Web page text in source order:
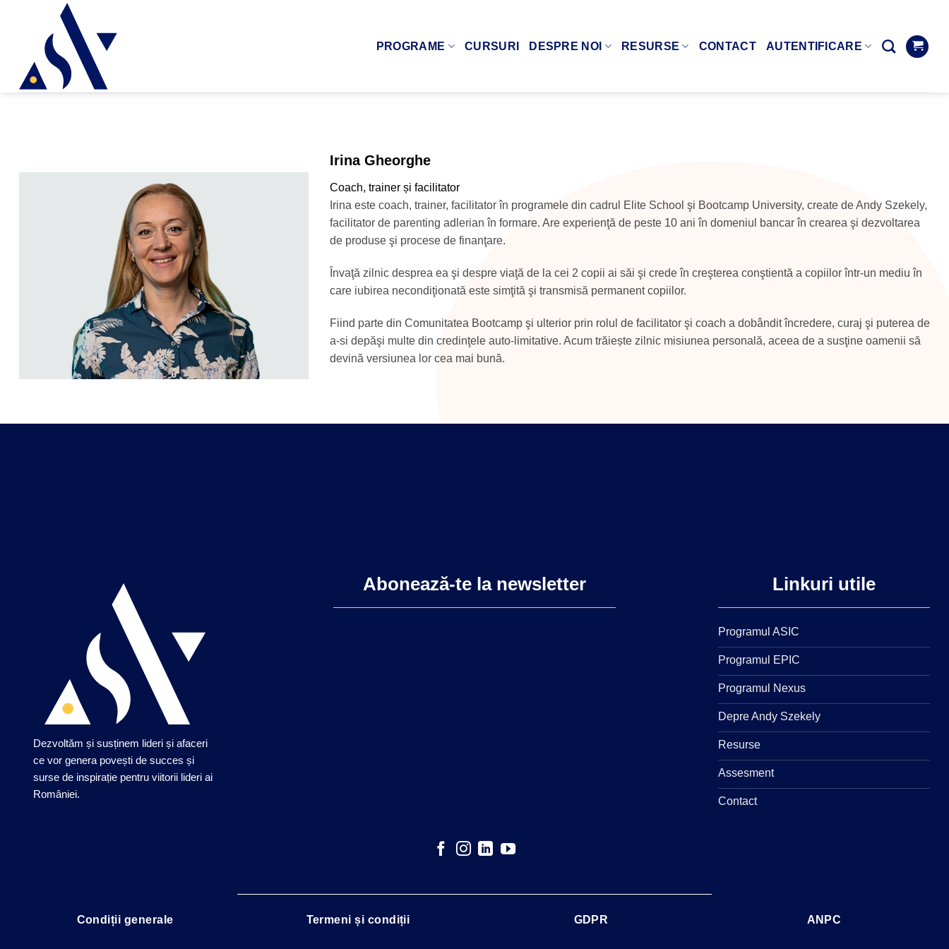
PROGRAME CURSURI DESPRE NOI RESURSE CONTACT AUTENTIFICARE
Irina Gheorghe
Coach, trainer și facilitator
Irina este coach, trainer, facilitator în programele din cadrul Elite School şi Bootcamp University, create de Andy Szekely,
facilitator de parenting adlerian în formare. Are experienţă de peste 10 ani în domeniul bancar în crearea şi dezvoltarea
de produse şi procese de finanţare.
Învaţă zilnic desprea ea şi despre viaţă de la cei 2 copii ai săi şi crede în creşterea conştientă a copiilor într-un mediu în
care iubirea necondiţionată este simţită şi transmisă permanent copiilor.
Fiind parte din Comunitatea Bootcamp şi ulterior prin rolul de facilitator şi coach a dobândit încredere, curaj şi puterea de
a-si depăşi multe din credinţele auto-limitative. Acum trăiește zilnic misiunea personală, aceea de a susţine oamenii să
devină versiunea lor cea mai bună.
Dezvoltăm și susținem lideri și afaceri
ce vor genera povești de succes și
surse de inspirație pentru viitorii lideri ai
României.
Abonează-te la newsletter Linkuri utile
Programul ASIC
Programul EPIC
Programul Nexus
Depre Andy Szekely
Resurse
Assesment
Contact
Condiții generale Termeni și condiții GDPR ANPC